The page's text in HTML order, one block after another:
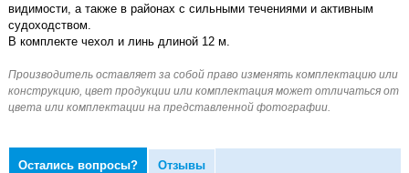
видимости, а также в районах с сильными течениями и активным
судоходством.
В комплекте чехол и линь длиной 12 м.
Остались вопросы? Отзывы